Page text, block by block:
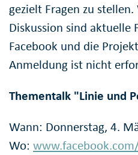
gezielt Fragen zu
Diskussion sind aktuelle
Facebook und die
Anmeldung ist nicht
Thementalk "Linie und
Wann: Donnerstag, 4.
Wo: